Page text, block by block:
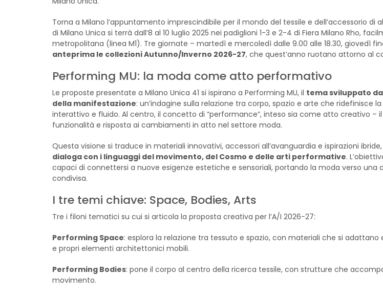
Torna a Milano l’appuntamento imprescindibile per il mondo del tessile e dell’accessorio di
di Milano Unica si terrà dall’8 al 10 luglio 2025 nei padiglioni 1-3 e 2-4 di Fiera Milano Rho,
metropolitana (linea M1). Tre giornate – martedì e mercoledì dalle 9.00 alle 18.30, giovedì
anteprima le collezioni Autunno/Inverno 2026-27, che quest’anno ruotano attorno al
Performing MU: la moda come atto performativo
Le proposte presentate a Milano Unica 41 si ispirano a Performing MU, il tema sviluppato
della manifestazione: un’indagine sulla relazione tra corpo, spazio e arte che ridefinisce
interattivo e fluido. Al centro, il concetto di “performance”, inteso sia come atto creativo –
funzionalità e risposta ai cambiamenti in atto nel settore moda.
Questa visione si traduce in materiali innovativi, accessori all’avanguardia e ispirazioni
dialoga con i linguaggi del movimento, del Cosmo e delle arti performative.
capaci di connettersi a nuove esigenze estetiche e sensoriali, portando la moda verso una
condivisa.
I tre temi chiave: Space, Bodies, Arts
Tre i filoni tematici su cui si articola la proposta creativa per l’A/I 2026-27:
Performing Space: esplora la relazione tra tessuto e spazio, con materiali che si
e propri elementi architettonici mobili.
Performing Bodies: pone il corpo al centro della ricerca tessile, con strutture che
movimento.